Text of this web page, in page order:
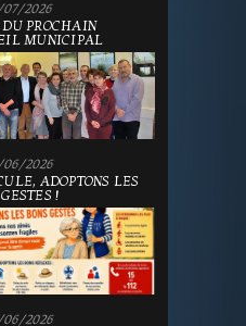
07/2026
PROCHAIN
MUNICIPAL
06/2026
ADOPTONS LES
!
06/2026